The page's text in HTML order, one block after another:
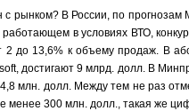
с рынком? В России, по
в условиях ВТО,
до 13,6% к объему продаж. В
достигают 9 млрд. долл. В
млн. долл. Между тем не раз
менее 300 млн. долл., такая же